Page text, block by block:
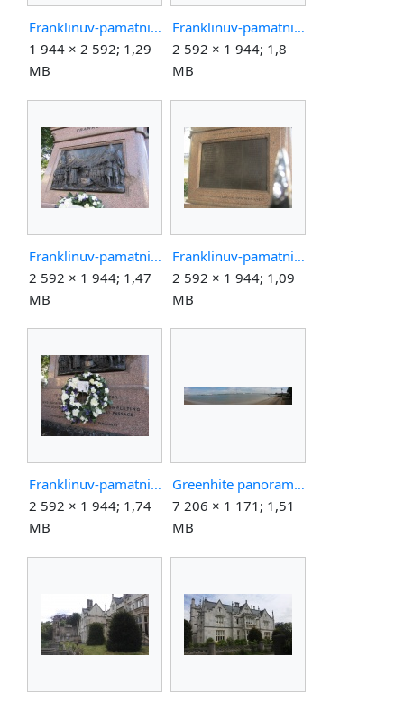
Franklinuv-pamatnik-londyn-celek.jpg
1 944 × 2 592; 1,29
MB
Franklinuv-pamatnik-londyn-erebus.jpg
2 592 × 1 944; 1,8
MB
Franklinuv-pamatnik-londyn-relief.jpg
2 592 × 1 944; 1,47
MB
Franklinuv-pamatnik-londyn-terror.jpg
2 592 × 1 944; 1,09
MB
Franklinuv-pamatnik-londyn-venec.jpg
2 592 × 1 944; 1,74
MB
Greenhite panorama-upravene.jpg
7 206 × 1 171; 1,51
MB